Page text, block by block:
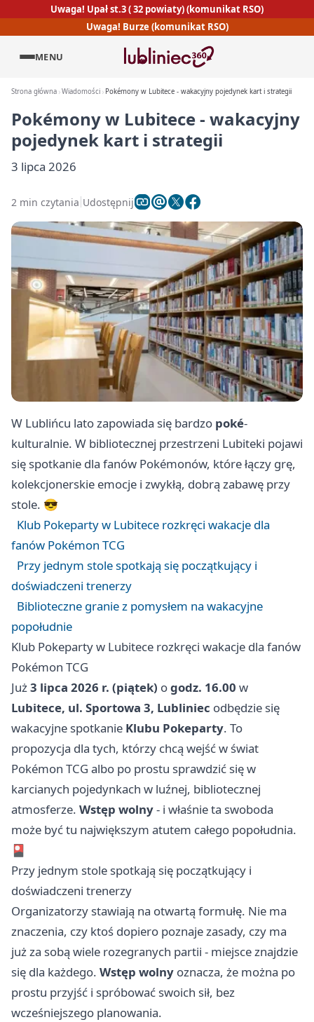
Uwaga! Upał st.3 ( 32 powiaty) (komunikat RSO)
Uwaga! Burze (komunikat RSO)
MENU
Strona główna Wiadomości Pokémony w Lubitece - wakacyjny pojedynek kart i strategii
Pokémony w Lubitece - wakacyjny
pojedynek kart i strategii
3 lipca 2026
2 min czytania Udostępnij
W Lublińcu lato zapowiada się bardzo poké-
kulturalnie. W bibliotecznej przestrzeni Lubiteki pojawi
się spotkanie dla fanów Pokémonów, które łączy grę,
kolekcjonerskie emocje i zwykłą, dobrą zabawę przy
stole. 😎
Klub Pokeparty w Lubitece rozkręci wakacje dla
fanów Pokémon TCG
Przy jednym stole spotkają się początkujący i
doświadczeni trenerzy
Biblioteczne granie z pomysłem na wakacyjne
popołudnie
Klub Pokeparty w Lubitece rozkręci wakacje dla fanów
Pokémon TCG
Już3 lipca 2026 r. (piątek) ogodz. 16.00 w
Lubitece, ul. Sportowa 3, Lubliniec odbędzie się
wakacyjne spotkanie Klubu Pokeparty. To
propozycja dla tych, którzy chcą wejść w świat
Pokémon TCG albo po prostu sprawdzić się w
karcianych pojedynkach w luźnej, bibliotecznej
atmosferze. Wstęp wolny- i właśnie ta swoboda
może być tu największym atutem całego popołudnia.
🎴
Przy jednym stole spotkają się początkujący i
doświadczeni trenerzy
Organizatorzy stawiają na otwartą formułę. Nie ma
znaczenia, czy ktoś dopiero poznaje zasady, czy ma
już za sobą wiele rozegranych partii - miejsce znajdzie
się dla każdego. Wstęp wolny oznacza, że można po
prostu przyjść i spróbować swoich sił, bez
wcześniejszego planowania.